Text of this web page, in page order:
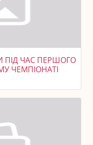
ПІД ЧАС ПЕРШОГО
ЧЕМПІОНАТІ